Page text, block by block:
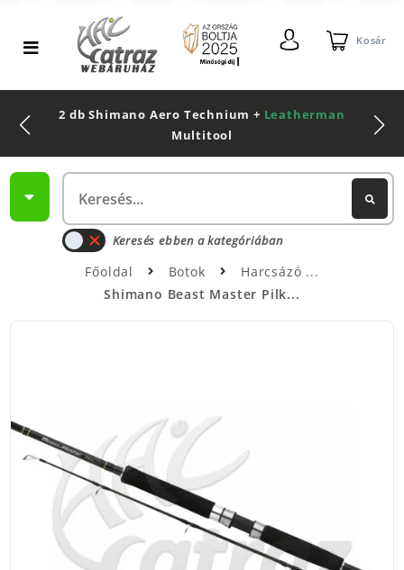
Kosár
2 db Shimano Aero Technium + Leatherman
Multitool
Keresés ebben a kategóriában
Főoldal Botok
Harcsázó
Shimano Beast Master Pilk...